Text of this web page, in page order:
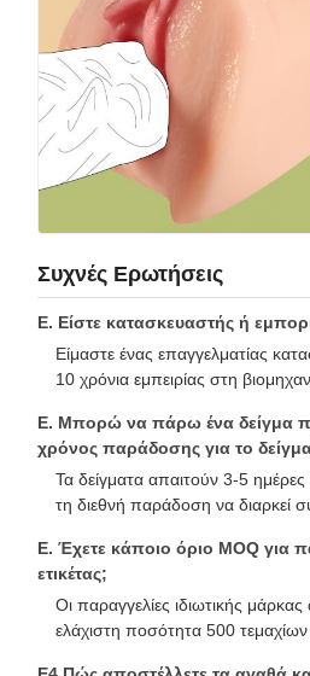
Συχνές Ερωτήσεις
Ε. Είστε κατασκευαστής ή
Είμαστε ένας επαγγελματίας
10 χρόνια εμπειρίας στη
Ε. Μπορώ να πάρω ένα δείγμα
χρόνος παράδοσης για το
Τα δείγματα απαιτούν 3-5 ημέρες
τη διεθνή παράδοση να διαρκεί
Ε. Έχετε κάποιο όριο MOQ για
ετικέτας;
Οι παραγγελίες ιδιωτικής
ελάχιστη ποσότητα 500